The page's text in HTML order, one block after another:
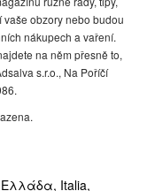
obzory nebo budou
nákupech a vaření.
na něm přesně to,
s.r.o., Na Poříčí
Ελλάδα, Italia,